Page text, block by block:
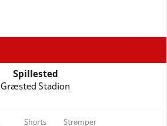
Spillested
Græsted Stadion
Shorts Strømper